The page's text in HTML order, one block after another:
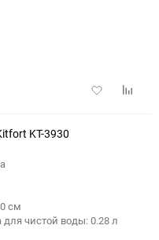
Добавить
KT-3930
см
для чистой воды: 0.28 л